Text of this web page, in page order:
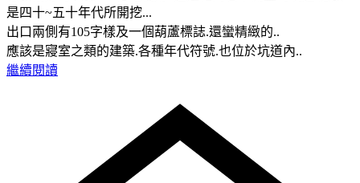
是四十~五十年代所開挖...
出口兩側有105字樣及一個葫蘆標誌.還蠻精緻的..
應該是寢室之類的建築.各種年代符號.也位於坑道內..
繼續閱讀